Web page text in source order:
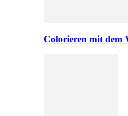
Colorieren mit dem